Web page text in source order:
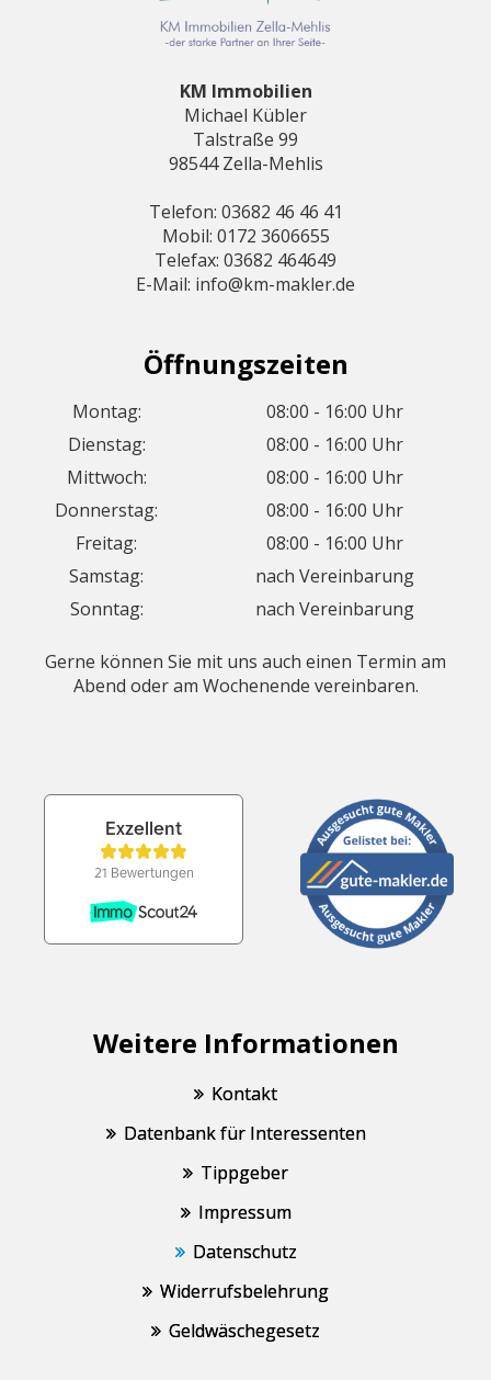
KM Immobilien
Michael Kübler
Talstraße 99
98544 Zella-Mehlis
Telefon: 03682 46 46 41
Mobil: 0172 3606655
Telefax: 03682 464649
E-Mail: info@km-makler.de
Öffnungszeiten
Montag:
08:00 - 16:00 Uhr
Dienstag:
08:00 - 16:00 Uhr
Mittwoch:
08:00 - 16:00 Uhr
Donnerstag:
08:00 - 16:00 Uhr
Freitag:
08:00 - 16:00 Uhr
Samstag:
nach Vereinbarung
Sonntag:
nach Vereinbarung
Gerne können Sie mit uns auch einen Termin am
Abend oder am Wochenende vereinbaren.
Weitere Informationen
Kontakt
Datenbank für Interessenten
Tippgeber
Impressum
Datenschutz
Widerrufsbelehrung
Geldwäschegesetz